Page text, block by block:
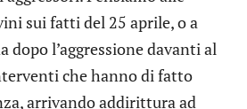
sui fatti del 25 aprile, o a
dopo l’aggressione davanti al
che hanno di fatto
arrivando addirittura ad